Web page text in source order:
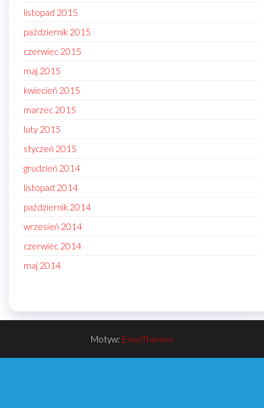
listopad 2015
październik 2015
czerwiec 2015
maj 2015
kwiecień 2015
marzec 2015
luty 2015
styczeń 2015
grudzień 2014
listopad 2014
październik 2014
wrzesień 2014
czerwiec 2014
maj 2014
Motyw: EnvoThemes